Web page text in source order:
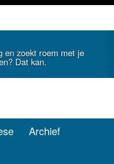
literatuur voor
Minerva.
Archief